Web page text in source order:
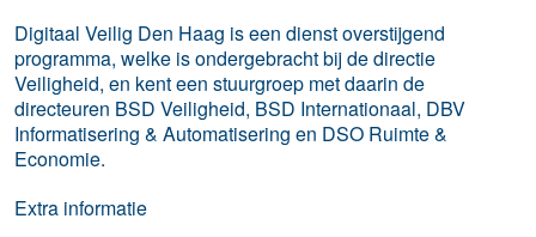
Digitaal Veilig Den Haag is een dienst overstijgend
programma, welke is ondergebracht bij de directie
Veiligheid, en kent een stuurgroep met daarin de
directeuren BSD Veiligheid, BSD Internationaal, DBV
Informatisering & Automatisering en DSO Ruimte &
Economie.
Extra informatie